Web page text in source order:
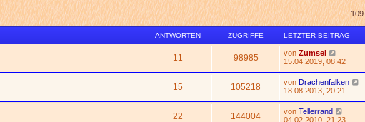
ANTWORTEN ZUGRIFFE LETZTER BEITRAG
11 98985 von Zumsel
15.04.2019, 08:42
15 105218 von Drachenfalken
18.08.2013, 20:21
22 144004 von Tellerrand
04.02.2010, 21:23